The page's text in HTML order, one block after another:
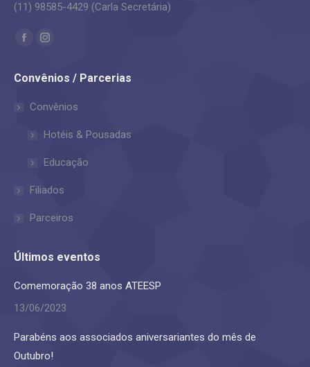
(11) 98585-4429 (Carla Secretária)
Encontre-nos em:
Facebook
opens
window
Instagram
opens
window
Convênios / Parcerias
Convênios
Hotéis & Pousadas
Educação
Filiados
Parceiros
Últimos eventos
Comemoração 38 anos ATEESP
13/06/2023
Parabéns aos associados aniversariantes do mês de
Outubro!